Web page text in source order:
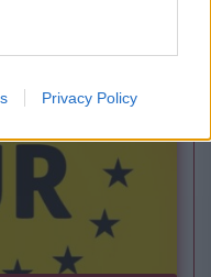
Privacy Policy
temporar